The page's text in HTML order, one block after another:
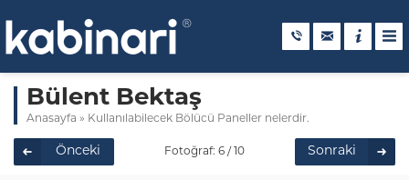
Bülent Bektaş
Anasayfa » Kullanılabilecek Bölücü Paneller nelerdir.
Önceki Fotoğraf: 6 / 10 Sonraki